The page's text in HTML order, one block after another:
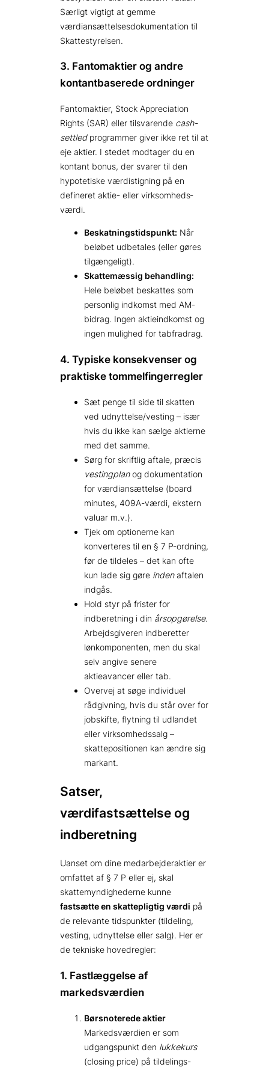
Særligt vigtigt at gemme
værdiansættelsesdokumentation til
Skattestyrelsen.
3. Fantomaktier og andre
kontantbaserede ordninger
Fantomaktier, Stock Appreciation
Rights (SAR) eller tilsvarende cash-
settledprogrammer giver ikke ret til at
eje aktier. I stedet modtager du en
kontant bonus, der svarer til den
hypotetiske værdistigning på en
defineret aktie- eller virksomheds­
værdi.
Beskatningstidspunkt: Når
beløbet udbetales (eller gøres
tilgængeligt).
Skattemæssig behandling:
Hele beløbet beskattes som
personlig indkomst med AM-
bidrag. Ingen aktieindkomst og
ingen mulighed for tabfradrag.
4. Typiske konsekvenser og
praktiske tommelfingerregler
Sæt penge til side til skatten
ved udnyttelse/vesting – især
hvis du ikke kan sælge aktierne
med det samme.
Sørg for skriftlig aftale, præcis
vestingplanog dokumentation
for værdiansættelse (board
minutes, 409A-værdi, ekstern
valuar m.v.).
Tjek om optionerne kan
konverteres til en § 7 P-ordning,
før de tildeles – det kan ofte
kun lade sig gøre indenaftalen
indgås.
Hold styr på frister for
indberetning i din årsopgørelse.
Arbejdsgiveren indberetter
lønkomponenten, men du skal
selv angive senere
aktieavancer eller tab.
Overvej at søge individuel
rådgivning, hvis du står over for
jobskifte, flytning til udlandet
eller virksomhedssalg –
skattepositionen kan ændre sig
markant.
Satser,
værdifastsættelse og
indberetning
Uanset om dine medarbejderaktier er
omfattet af § 7 P eller ej, skal
skattemyndighederne kunne
fastsætte en skattepligtig værdi på
de relevante tidspunkter (tildeling,
vesting, udnyttelse eller salg). Her er
de tekniske hovedregler:
1. Fastlæggelse af
markedsværdien
Børsnoterede aktier
Markedsværdien er som
udgangspunkt den lukkekurs
(closing price) på tildelings-